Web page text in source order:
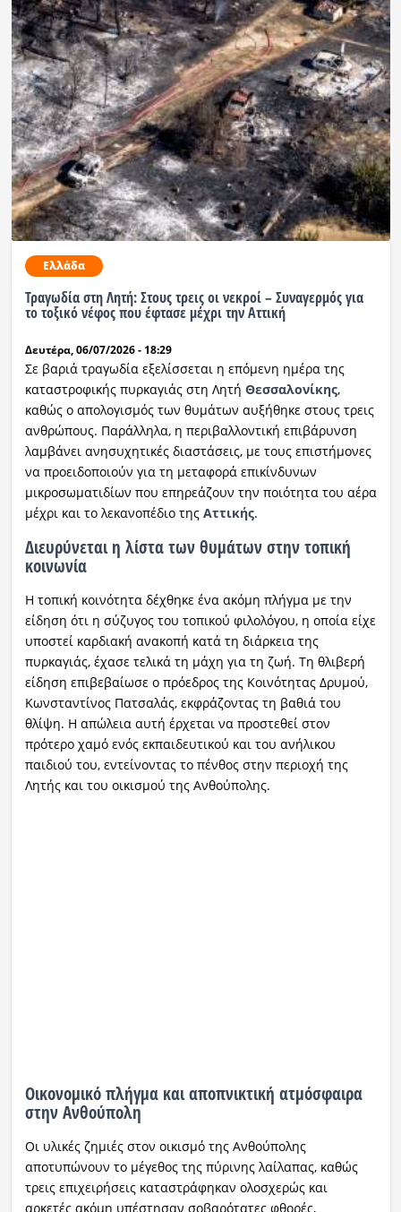
Ελλάδα
Τραγωδία στη Λητή: Στους τρεις οι νεκροί – Συναγερμός για
το τοξικό νέφος που έφτασε μέχρι την Αττική
Δευτέρα, 06/07/2026 - 18:29
Σε βαριά τραγωδία εξελίσσεται η επόμενη ημέρα της
καταστροφικής πυρκαγιάς στη Λητή Θεσσαλονίκης,
καθώς ο απολογισμός των θυμάτων αυξήθηκε στους τρεις
ανθρώπους. Παράλληλα, η περιβαλλοντική επιβάρυνση
λαμβάνει ανησυχητικές διαστάσεις, με τους επιστήμονες
να προειδοποιούν για τη μεταφορά επικίνδυνων
μικροσωματιδίων που επηρεάζουν την ποιότητα του αέρα
μέχρι και το λεκανοπέδιο της Αττικής.
Διευρύνεται η λίστα των θυμάτων στην τοπική
κοινωνία
Η τοπική κοινότητα δέχθηκε ένα ακόμη πλήγμα με την
είδηση ότι η σύζυγος του τοπικού φιλολόγου, η οποία είχε
υποστεί καρδιακή ανακοπή κατά τη διάρκεια της
πυρκαγιάς, έχασε τελικά τη μάχη για τη ζωή. Τη θλιβερή
είδηση επιβεβαίωσε ο πρόεδρος της Κοινότητας Δρυμού,
Κωνσταντίνος Πατσαλάς, εκφράζοντας τη βαθιά του
θλίψη. Η απώλεια αυτή έρχεται να προστεθεί στον
πρότερο χαμό ενός εκπαιδευτικού και του ανήλικου
παιδιού του, εντείνοντας το πένθος στην περιοχή της
Λητής και του οικισμού της Ανθούπολης.
Οικονομικό πλήγμα και αποπνικτική ατμόσφαιρα
στην Ανθούπολη
Οι υλικές ζημιές στον οικισμό της Ανθούπολης
αποτυπώνουν το μέγεθος της πύρινης λαίλαπας, καθώς
τρεις επιχειρήσεις καταστράφηκαν ολοσχερώς και
αρκετές ακόμη υπέστησαν σοβαρότατες φθορές,